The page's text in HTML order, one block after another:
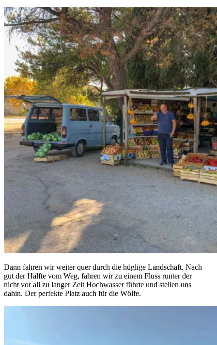
Dann fahren wir weiter quer durch die hüglige Landschaft. Nach
gut der Hälfte vom Weg, fahren wir zu einem Fluss runter der
nicht vor all zu langer Zeit Hochwasser führte und stellen uns
dahin. Der perfekte Platz auch für die Wölfe.